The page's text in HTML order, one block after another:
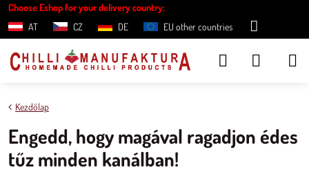
Choose Eshop for your delivery country:
AT
CZ DE EU other countries
Kezdőlap
Engedd, hogy magával ragadjon édes
tűz minden kanálban!